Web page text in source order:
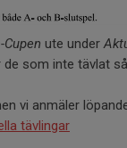
Cupen ute under
de som inte tävlat
vi anmäler
tävlingar